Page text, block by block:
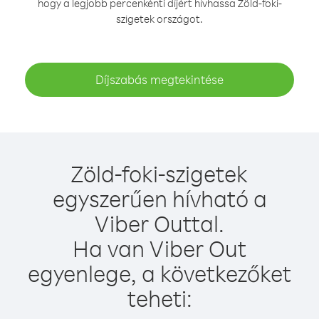
hogy a legjobb percenkénti díjért hívhassa Zöld-foki-
szigetek országot.
Díjszabás megtekintése
Zöld-foki-szigetek
egyszerűen hívható a
Viber Outtal.
Ha van Viber Out
egyenlege, a következőket
teheti: